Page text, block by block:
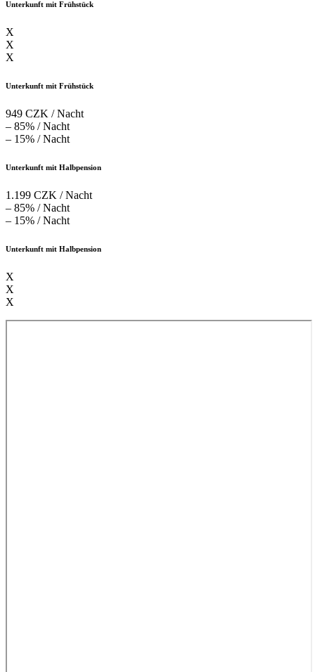
Unterkunft mit Frühstück
X
X
X
Unterkunft mit Frühstück
949 CZK / Nacht
– 85% / Nacht
– 15% / Nacht
Unterkunft mit Halbpension
1.199 CZK / Nacht
– 85% / Nacht
– 15% / Nacht
Unterkunft mit Halbpension
X
X
X